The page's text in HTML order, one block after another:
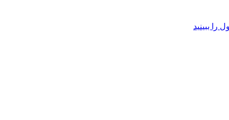
ببینید